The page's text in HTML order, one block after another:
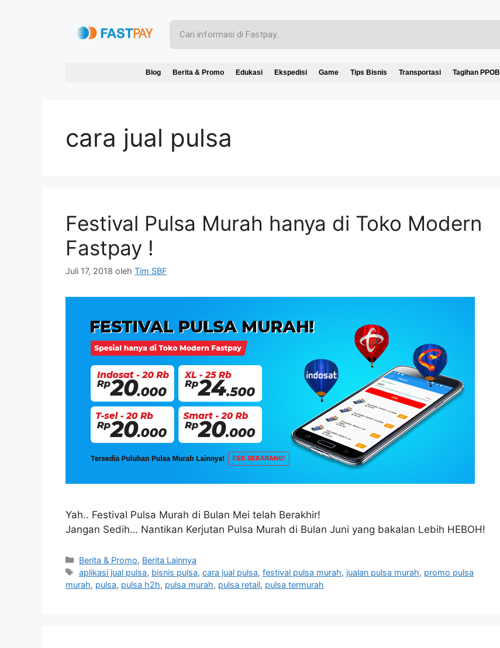
Blog Berita & Promo Edukasi Ekspedisi Game Tips Bisnis Transportasi Tagihan PPOB
cara jual pulsa
Festival Pulsa Murah hanya di Toko Modern
Fastpay !
Juli 17, 2018 oleh Tim SBF
Yah.. Festival Pulsa Murah di Bulan Mei telah Berakhir!
Jangan Sedih… Nantikan Kerjutan Pulsa Murah di Bulan Juni yang bakalan Lebih HEBOH!
Berita & Promo, Berita Lainnya
aplikasi jual pulsa, bisnis pulsa,cara jual pulsa,festival pulsa murah, jualan pulsa murah, promo pulsa
murah, pulsa, pulsa h2h, pulsa murah, pulsa retail, pulsa termurah